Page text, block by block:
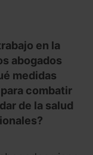
en la
abogados
medidas
combatir
de la salud